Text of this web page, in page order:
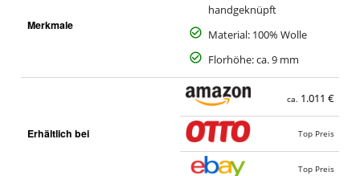
Merkmale
handgeknüpft
Material: 100% Wolle
Florhöhe: ca. 9 mm
Erhältlich bei
ca. 1.011 €
Top Preis
Top Preis